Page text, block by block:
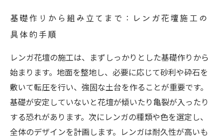
基礎作りから組み立てまで：レンガ花壇施工の
具体的手順
レンガ花壇の施工は、まずしっかりとした基礎作りから
始まります。地面を整地し、必要に応じて砂利や砕石を
敷いて転圧を行い、強固な土台を作ることが重要です。
基礎が安定していないと花壇が傾いたり亀裂が入ったり
する恐れがあります。次にレンガの種類や色を選定し、
全体のデザインを計画します。レンガは耐久性が高いも